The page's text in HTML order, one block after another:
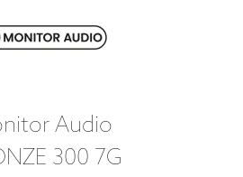
Audio
300 7G